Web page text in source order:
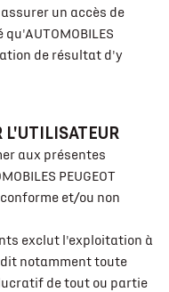
un accès de
de résultat d'y
L'UTILISATEUR
aux présentes
PEUGEOT
et/ou non
exclut l'exploitation à
notamment toute
de tout ou partie